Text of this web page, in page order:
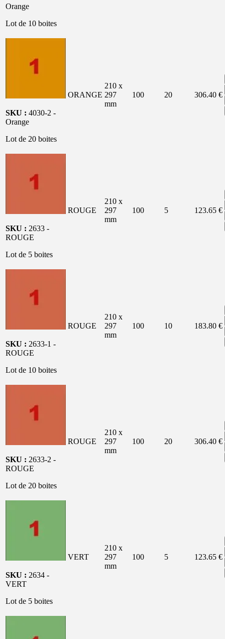
Orange
Lot de 10 boites
SKU : 4030-2 -
Orange
Lot de 20 boites
ORANGE
210 x
297
mm
100 20 306.40 €
SKU : 2633 -
ROUGE
Lot de 5 boites
ROUGE
210 x
297
mm
100 5 123.65 €
SKU : 2633-1 -
ROUGE
Lot de 10 boites
ROUGE
210 x
297
mm
100 10 183.80 €
SKU : 2633-2 -
ROUGE
Lot de 20 boites
ROUGE
210 x
297
mm
100 20 306.40 €
SKU : 2634 -
VERT
Lot de 5 boites
VERT
210 x
297
mm
100 5 123.65 €